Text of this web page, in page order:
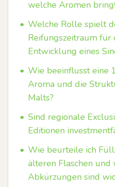
welche Aromen
• Welche Rolle spielt
Reifungszeitraum für
Entwicklung eines
• Wie beeinflusst eine
Aroma und die
Malts?
• Sind regionale
Editionen
• Wie beurteile ich
älteren Flaschen und
Abkürzungen sind